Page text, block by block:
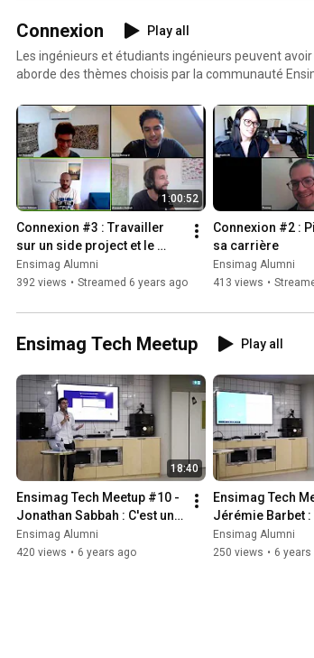
Connexion
Play all
Les ingénieurs et étudiants ingénieurs peuvent avoir
aborde des thèmes choisis par la communauté
1:00:52
Connexion #3 : Travailler
sur un side project et le
mener à bien
Ensimag Alumni
392 views • Streamed 6 years ago
Connexion #2 :
sa carrière
Ensimag Alumni
413 views •
Ensimag Tech Meetup Play all
18:40
Ensimag Tech Meetup #10 -
Jonathan Sabbah : C'est une
bonne situation ça Product
Owner ?
Ensimag Alumni
420 views • 6 years ago
Ensimag Tech
Jérémie Barbet :
Next?
Ensimag Alumni
250 views • 6 years